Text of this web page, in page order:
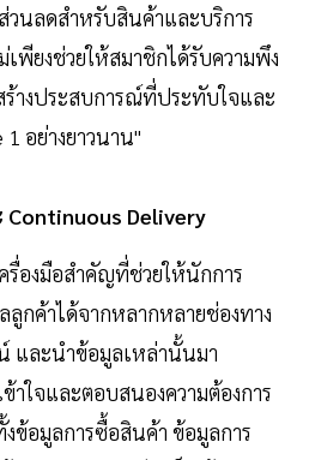
วนลดสำหรับสินค้าและบริการ
พียงช่วยให้สมาชิกได้รับความพึง
างประสบการณ์ที่ประทับใจและ
อย่างยาวนาน"
Continuous Delivery
รื่องมือสำคัญที่ช่วยให้นักการ
ลูกค้าได้จากหลากหลายช่องทาง
และนำข้อมูลเหล่านั้นมา
าใจและตอบสนองความต้องการ
งข้อมูลการซื้อสินค้า ข้อมูลการ